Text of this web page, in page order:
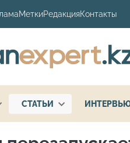
МеткиРедакцияКонтакты
СТАТЬИ